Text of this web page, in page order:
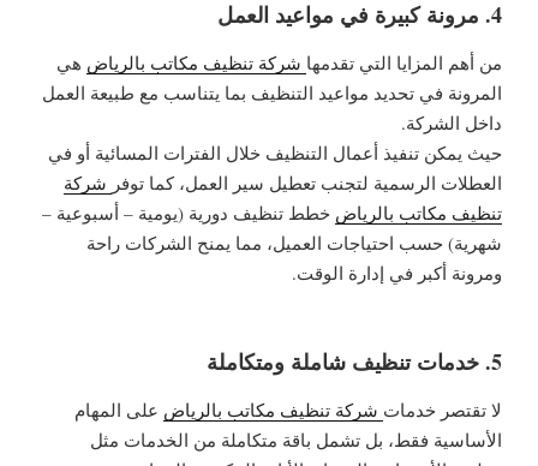
4. مرونة كبيرة في مواعيد العمل
من أهم المزايا التي تقدمها شركة تنظيف مكاتب بالرياض هي
المرونة في تحديد مواعيد التنظيف بما يتناسب مع طبيعة العمل
داخل الشركة.
حيث يمكن تنفيذ أعمال التنظيف خلال الفترات المسائية أو في
العطلات الرسمية لتجنب تعطيل سير العمل، كما توفر شركة
تنظيف مكاتب بالرياض خطط تنظيف دورية (يومية – أسبوعية –
شهرية) حسب احتياجات العميل، مما يمنح الشركات راحة
ومرونة أكبر في إدارة الوقت.
5. خدمات تنظيف شاملة ومتكاملة
لا تقتصر خدمات شركة تنظيف مكاتب بالرياض على المهام
الأساسية فقط، بل تشمل باقة متكاملة من الخدمات مثل